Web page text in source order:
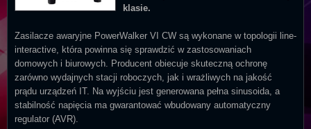
klasie.
Zasilacze awaryjne PowerWalker VI CW są wykonane w topologii line-
interactive, która powinna się sprawdzić w zastosowaniach
domowych i biurowych. Producent obiecuje skuteczną ochronę
zarówno wydajnych stacji roboczych, jak i wrażliwych na jakość
prądu urządzeń IT. Na wyjściu jest generowana pełna sinusoida, a
stabilność napięcia ma gwarantować wbudowany automatyczny
regulator (AVR).